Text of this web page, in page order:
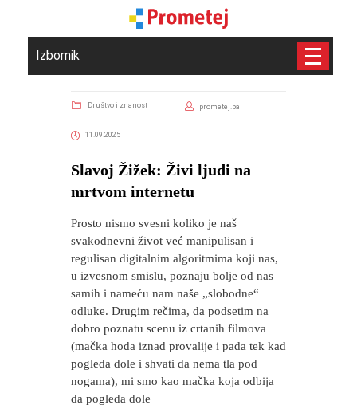
Izbornik
Društvo i znanost prometej.ba
11.09.2025
Slavoj Žižek: Živi ljudi na
mrtvom internetu
Prosto nismo svesni koliko je naš
svakodnevni život već manipulisan i
regulisan digitalnim algoritmima koji nas,
u izvesnom smislu, poznaju bolje od nas
samih i nameću nam naše „slobodne“
odluke. Drugim rečima, da podsetim na
dobro poznatu scenu iz crtanih filmova
(mačka hoda iznad provalije i pada tek kad
pogleda dole i shvati da nema tla pod
nogama), mi smo kao mačka koja odbija
da pogleda dole